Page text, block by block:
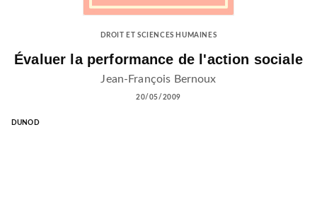
DROIT ET SCIENCES HUMAINES
Évaluer la performance de l'action sociale
Jean-François Bernoux
20/05/2009
DUNOD